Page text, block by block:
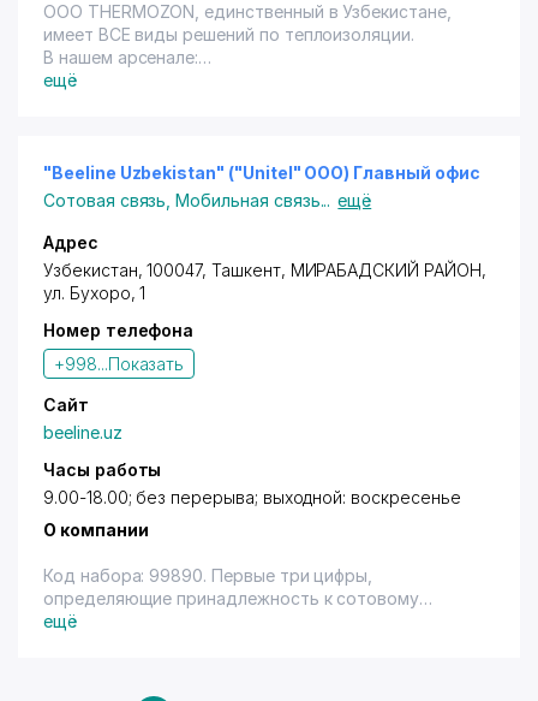
ООО THERMOZON, единственный в Узбекистане,
имеет ВСЕ виды решений по теплоизоляции.
В нашем арсенале:
• 6 видов теплоизоляционных решений;
производству утеплителей, предлагает свою
продукцию с гарантией качества соответствующей
стандартам РУз.
ещё
"Beeline Uzbekistan" ("Unitel" ООО) Главный офис
Сотовая связь ,Мобильная связь... ещё
Адрес
Узбекистан, 100047, Ташкент, МИРАБАДСКИЙ РАЙОН,
ул. Бухоро, 1
Номер телефона
+998...Показать
Сайт
beeline.uz
Часы работы
9.00-18.00; без перерыва; выходной: воскресенье
О компании
Код набора: 99890. Первые три цифры,
определяющие принадлежность к сотовому
оператору по г. Ташкенту: 805, 806, 808, 167, 168,
ещё